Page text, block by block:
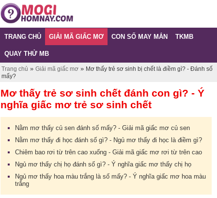
TRANG CHỦ GIẢI MÃ GIẤC MƠ CON SỐ MAY MẮN TKMB
QUAY THỬ MB
Trang chủ » Giải mã giấc mơ » Mơ thấy trẻ sơ sinh bị chết là điềm gì? - Đánh số
mấy?
Mơ thấy trẻ sơ sinh chết đánh con gì? - Ý
nghĩa giấc mơ trẻ sơ sinh chết
Nằm mơ thấy củ sen đánh số mấy? - Giải mã giấc mơ củ sen
Nằm mơ thấy đi học đánh số gì? - Ngủ mơ thấy đi học là điềm gì?
Chiêm bao rơi từ trên cao xuống - Giải mã giấc mơ rơi từ trên cao
Ngủ mơ thấy chị họ đánh số gì? - Ý nghĩa giấc mơ thấy chị họ
Ngủ mơ thấy hoa màu trắng là số mấy? - Ý nghĩa giấc mơ hoa màu
trắng